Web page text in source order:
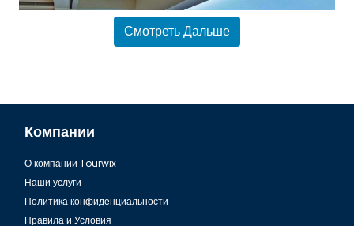
The House Hotel Bosphorus в Стамбуле
Смотреть Дальше
Компании
О компании Tourwix
Наши услуги
Политика конфиденциальности
Правила и Условия